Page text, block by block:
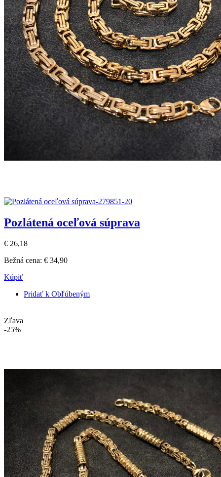
Pozlátená oceľová súprava
€ 26,18
Bežná cena: € 34,90
Kúpiť
Pridať k Obľúbeným
Zľava
-25%